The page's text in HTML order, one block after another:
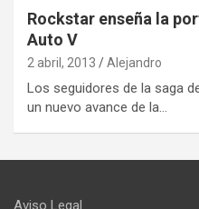
Rockstar enseña la
Auto V
2 abril, 2013 Alejandro
Los seguidores de la saga
un nuevo avance de la…
Aviso Legal